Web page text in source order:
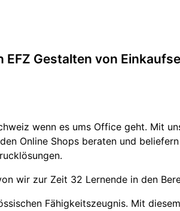
Gestalten von
wenn es ums Office geht. Mit
Online Shops beraten und
wir zur Zeit 32 Lernende in den
Fähigkeitszeugnis. Mit